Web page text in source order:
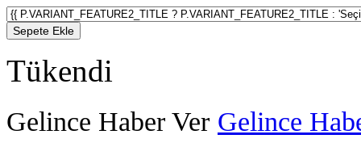
Sepete Ekle
Tükendi
Gelince Haber Ver Gelince